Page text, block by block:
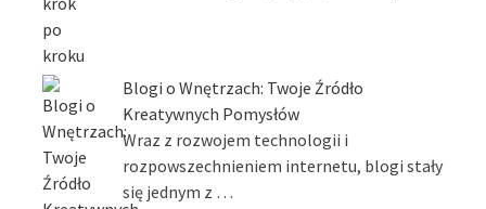
Blogi o Wnętrzach: Twoje Źródło
Kreatywnych Pomysłów
Wraz z rozwojem technologii i
rozpowszechnieniem internetu, blogi stały
się jednym z …